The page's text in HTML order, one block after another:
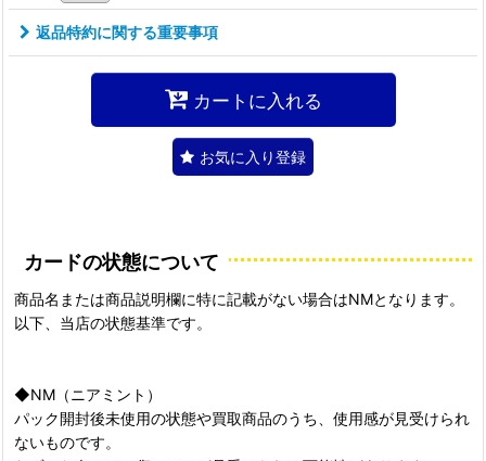
返品特約に関する重要事項
カートに入れる
お気に入り登録
カードの状態について
商品名または商品説明欄に特に記載がない場合はNMとなります。
以下、当店の状態基準です。
◆NM（ニアミント）
パック開封後未使用の状態や買取商品のうち、使用感が見受けられ
ないものです。